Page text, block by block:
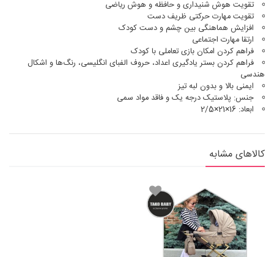
تقویت هوش شنیداری و حافظه و هوش ریاضی
تقویت مهارت حرکتی ظریف دست
افزایش هماهنگی بین چشم و دست کودک
ارتقا مهارت اجتماعی
فراهم کردن امکان بازی تعاملی با کودک
فراهم کردن بستر یادگیری اعداد، حروف الفبای انگلیسی، رنگ‌ها و اشکال
هندسی
ایمنی بالا و بدون لبه تیز
جنس: پلاستیک درجه یک و فاقد مواد سمی
ابعاد: 16×21×2/5
کالاهای مشابه